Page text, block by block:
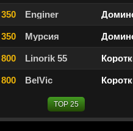
Enginer
Мурсия
Linorik 55
BelVic
TOP 25